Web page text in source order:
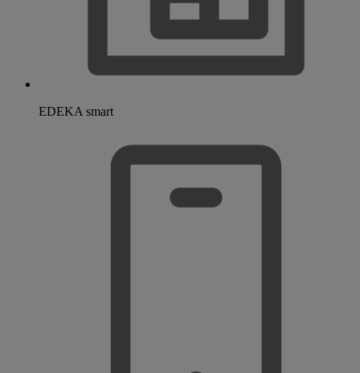
EDEKA smart